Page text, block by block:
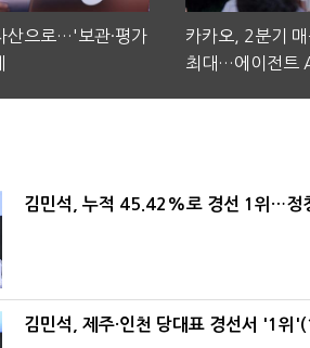
산으로…'보관·평가
카카오, 2분기 매
최대…에이전트
김민석, 누적 45.42%로 경선 1위…
김민석, 제주·인천 당대표 경선서 '1위